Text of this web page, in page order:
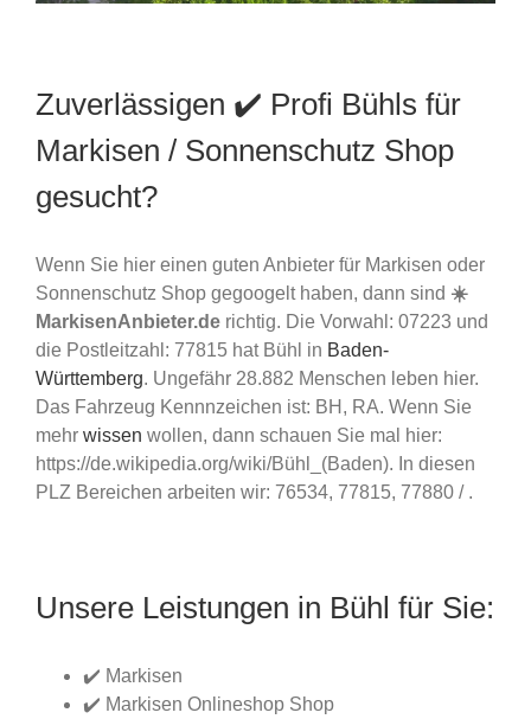
Zuverlässigen ✔️ Profi Bühls für
Markisen / Sonnenschutz Shop
gesucht?
Wenn Sie hier einen guten Anbieter für Markisen oder
Sonnenschutz Shop gegoogelt haben, dann sind ☀️
MarkisenAnbieter.de richtig. Die Vorwahl: 07223 und
die Postleitzahl: 77815 hat Bühl in Baden-
Württemberg. Ungefähr 28.882 Menschen leben hier.
Das Fahrzeug Kennnzeichen ist: BH, RA. Wenn Sie
mehr wissen wollen, dann schauen Sie mal hier:
https://de.wikipedia.org/wiki/Bühl_(Baden). In diesen
PLZ Bereichen arbeiten wir: 76534, 77815, 77880 / .
Unsere Leistungen in Bühl für Sie:
✔️ Markisen
✔️ Markisen Onlineshop Shop